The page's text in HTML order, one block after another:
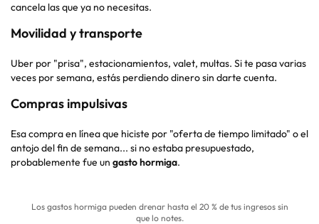
cancela las que ya no necesitas.
Movilidad y transporte
Uber por "prisa", estacionamientos, valet, multas. Si te pasa varias
veces por semana, estás perdiendo dinero sin darte cuenta.
Compras impulsivas
Esa compra en línea que hiciste por "oferta de tiempo limitado" o el
antojo del fin de semana... si no estaba presupuestado,
probablemente fue un gasto hormiga.
Los gastos hormiga pueden drenar hasta el 20 % de tus ingresos sin
que lo notes.